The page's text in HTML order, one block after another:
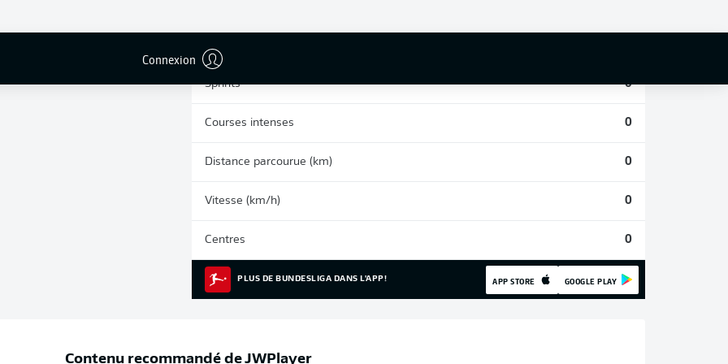
Connexion
Sprints 0
Courses intenses 0
Distance parcourue (km) 0
Vitesse (km/h) 0
Centres 0
PLUS DE BUNDESLIGA DANS L'APP! APP STORE GOOGLE PLAY
Contenu recommandé deJWPlayer